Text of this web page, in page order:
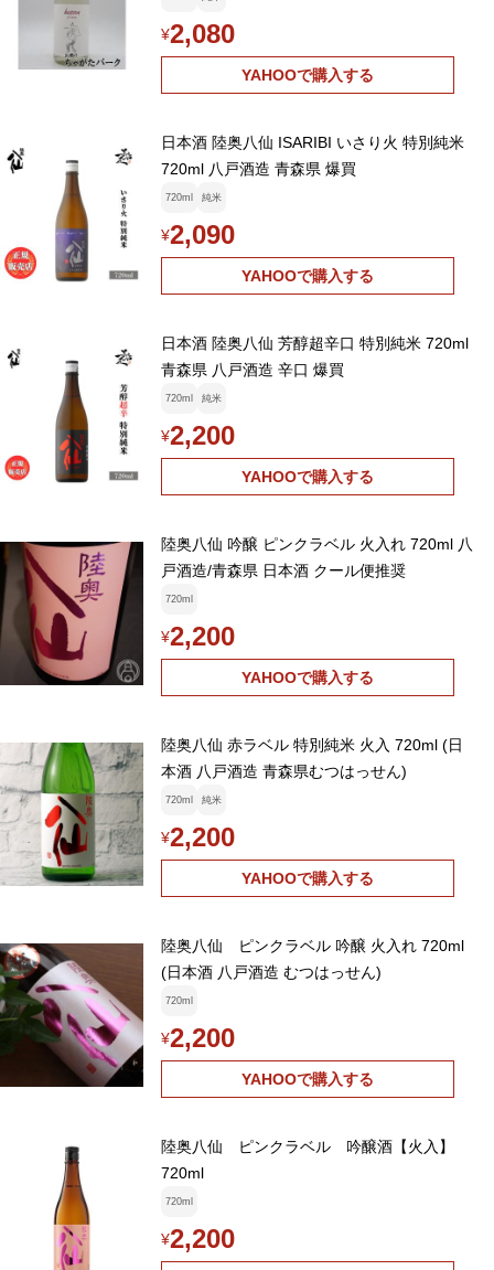
¥2,080
YAHOOで購入する
日本酒 陸奥八仙 ISARIBI いさり火 特別純米
720ml 八戸酒造 青森県 爆買
720ml 純米
¥2,090
YAHOOで購入する
日本酒 陸奥八仙 芳醇超辛口 特別純米 720ml
青森県 八戸酒造 辛口 爆買
720ml 純米
¥2,200
YAHOOで購入する
陸奥八仙 吟醸 ピンクラベル 火入れ 720ml 八
戸酒造/青森県 日本酒 クール便推奨
720ml
¥2,200
YAHOOで購入する
陸奥八仙 赤ラベル 特別純米 火入 720ml (日
本酒 八戸酒造 青森県むつはっせん)
720ml 純米
¥2,200
YAHOOで購入する
陸奥八仙 ピンクラベル 吟醸 火入れ 720ml
(日本酒 八戸酒造 むつはっせん)
720ml
¥2,200
YAHOOで購入する
陸奥八仙 ピンクラベル 吟醸酒【火入】
720ml
720ml
¥2,200